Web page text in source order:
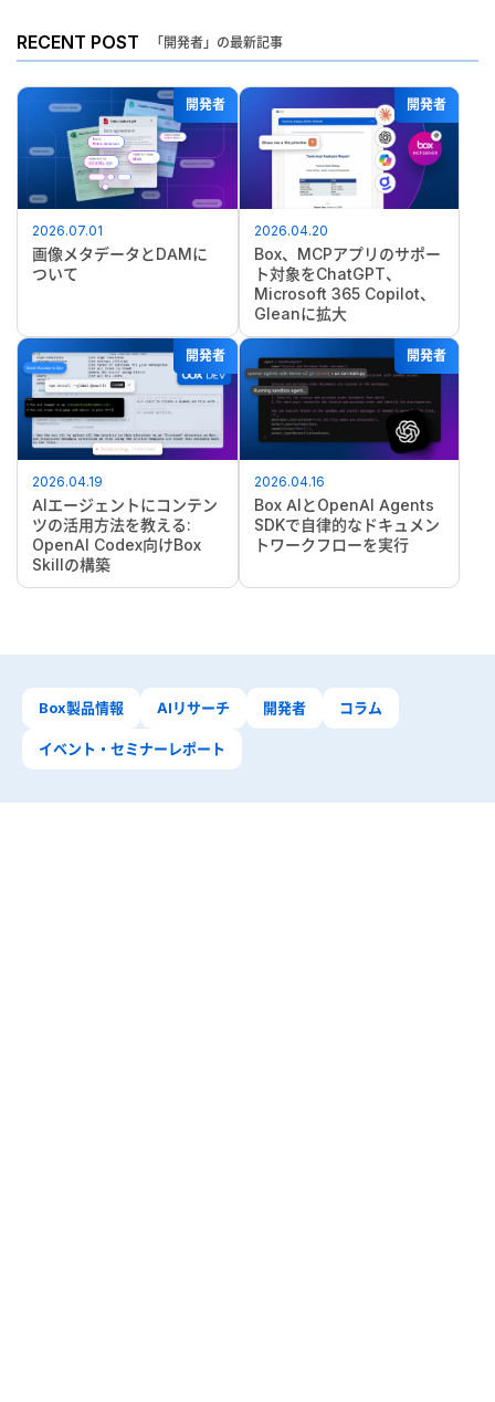
RECENT POST 「開発者」の最新記事
開発者
2026.07.01
画像メタデータとDAMに
ついて
開発者
2026.04.20
Box、MCPアプリのサポー
ト対象をChatGPT、
Microsoft 365 Copilot、
Gleanに拡大
開発者
2026.04.19
AIエージェントにコンテン
ツの活用方法を教える:
OpenAI Codex向けBox
Skillの構築
開発者
2026.04.16
Box AIとOpenAI Agents
SDKで自律的なドキュメン
トワークフローを実行
Box製品情報 AIリサーチ 開発者 コラム
イベント・セミナーレポート